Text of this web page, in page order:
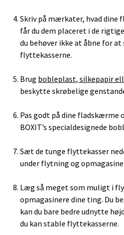
Skriv på mærkater, hvad dine
får du dem placeret i de
du behøver ikke at åbne for at
flyttekasserne.
Brug bobleplast, silkepapir
beskytte skrøbelige
Pas godt på dine fladskærme
BOXIT’s specialdesignede
Sæt de tunge flyttekasser
under flytning og
Læg så meget som muligt i
opmagasinere dine ting. Du
kan du bare bedre udnytte
du kan stable flyttekasserne.